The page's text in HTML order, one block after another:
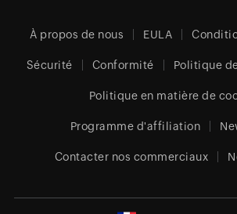
À propos de nous EULA
Sécurité Conformité Politique
Politique en matière de
Programme d'affiliation
Contacter nos commerciaux